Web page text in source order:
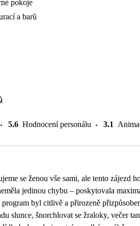
pokoje
a barů
5.6 Hodnocení personálu 3.1
se ženou vše sami, ale tento zájezd
jedinou chybu – poskytovala
byl citlivě a přirozeně
slunce, šnorchlovat se žraloky, večer